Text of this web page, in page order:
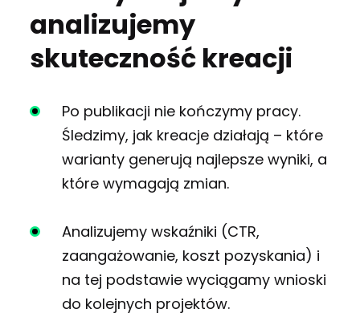
analizujemy
skuteczność kreacji
Po publikacji nie kończymy pracy.
Śledzimy, jak kreacje działają – które
warianty generują najlepsze wyniki, a
które wymagają zmian.
Analizujemy wskaźniki (CTR,
zaangażowanie, koszt pozyskania) i
na tej podstawie wyciągamy wnioski
do kolejnych projektów.